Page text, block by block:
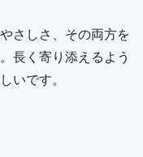
さしさ、その両方を
長く寄り添えるよう
いです。